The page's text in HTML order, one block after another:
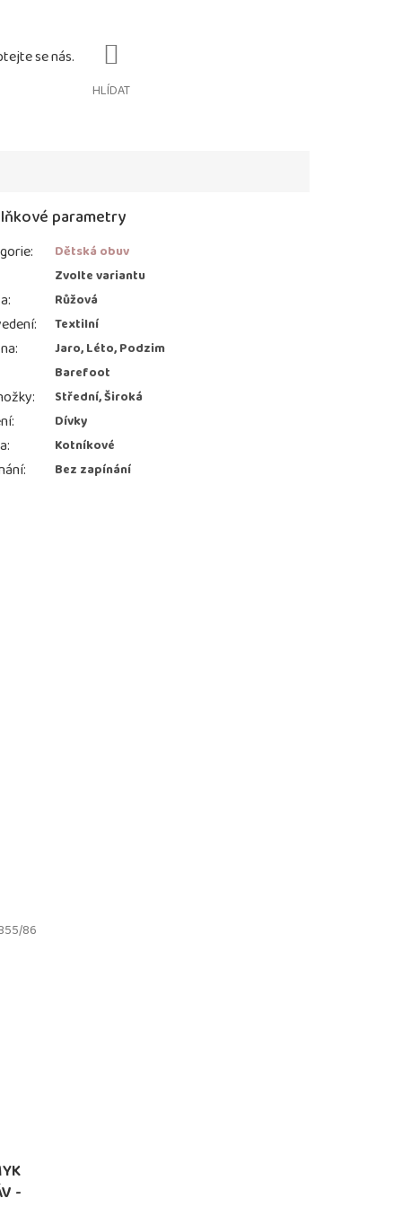
HLÍDAT
-
86
parametry
: Dětská obuv
Zvolte variantu
: Růžová
: Textilní
: Jaro, Léto, Podzim
Barefoot
: Střední, Široká
: Dívky
: Kotníkové
: Bez zapínání